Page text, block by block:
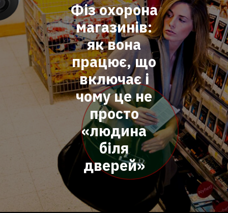
Фіз охорона
магазинів:
як вона
працює, що
включає і
чому це не
просто
«людина
біля
дверей»